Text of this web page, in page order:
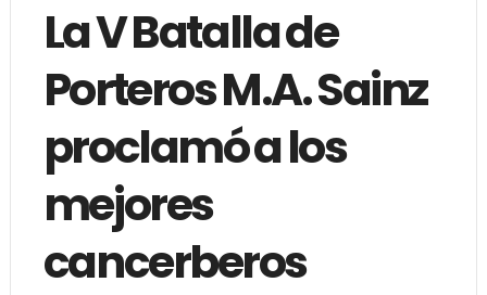
La V Batalla de
Porteros M.A. Sainz
proclamó a los
mejores
cancerberos